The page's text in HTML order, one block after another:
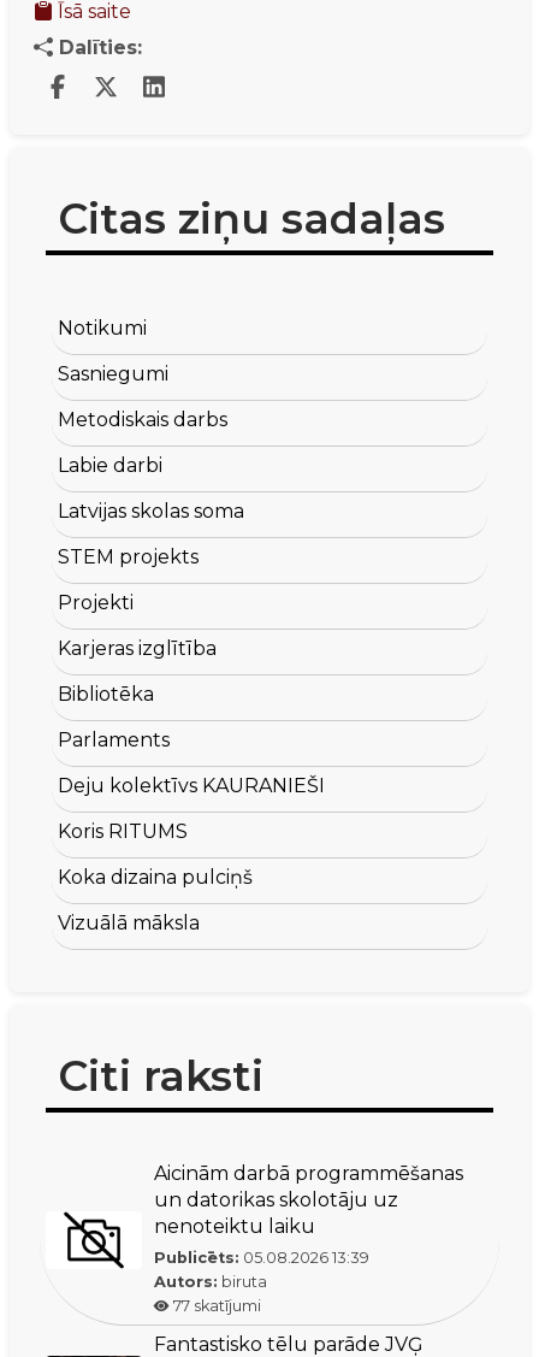
Īsā saite
Dalīties:
Citas ziņu sadaļas
Notikumi
Sasniegumi
Metodiskais darbs
Labie darbi
Latvijas skolas soma
STEM projekts
Projekti
Karjeras izglītība
Bibliotēka
Parlaments
Deju kolektīvs KAURANIEŠI
Koris RITUMS
Koka dizaina pulciņš
Vizuālā māksla
Citi raksti
Aicinām darbā programmēšanas
un datorikas skolotāju uz
nenoteiktu laiku
Publicēts: 05.08.2026 13:39
Autors: biruta
77 skatījumi
Fantastisko tēlu parāde JVĢ